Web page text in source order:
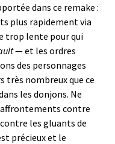
dans ce remake :
plus rapidement via
trop lente pour qui
— et les ordres
des personnages
très nombreux que ce
les donjons. Ne
affrontements contre
les gluants de
précieux et le